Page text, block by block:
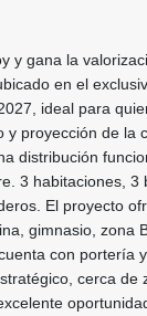
y gana la
en el
ideal para
y proyección de la
distribución
3 habitaciones, 3
El proyecto
gimnasio, zona
con portería
cerca de